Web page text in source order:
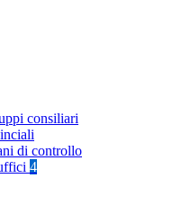
consiliari
di controllo
4